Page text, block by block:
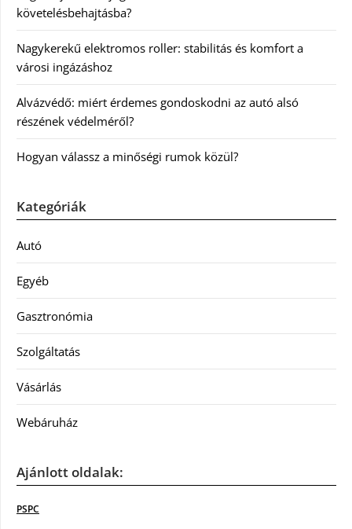
követelésbehajtásba?
Nagykerekű elektromos roller: stabilitás és komfort a
városi ingázáshoz
Alvázvédő: miért érdemes gondoskodni az autó alsó
részének védelméről?
Hogyan válassz a minőségi rumok közül?
Kategóriák
Autó
Egyéb
Gasztronómia
Szolgáltatás
Vásárlás
Webáruház
Ajánlott oldalak:
PSPC